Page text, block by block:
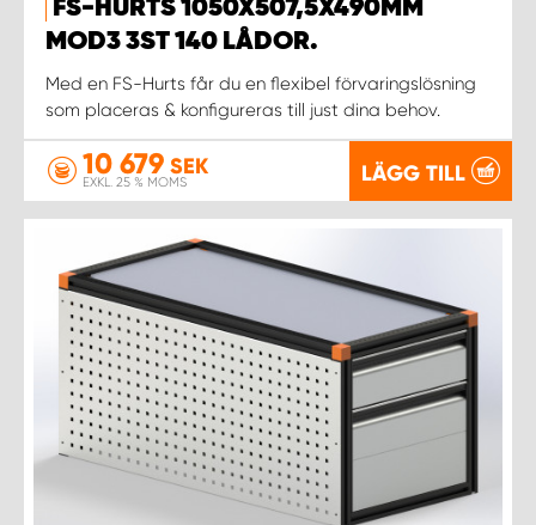
FS-HURTS 1050X507,5X490MM
MOD3 3ST 140 LÅDOR.
Med en FS-Hurts får du en flexibel förvaringslösning
som placeras & konfigureras till just dina behov.
10 679 SEK
EXKL. 25 % MOMS LÄGG TILL
WORK SYSTEM VARBERG
WORK SYSTEM VÄRNAMO
WORK SYSTEM VÄSTERÅS
WORK SYSTEM VÄXJÖ
WORK SYSTEM ÖREBRO
WORK SYSTEM ÖSTERSUND